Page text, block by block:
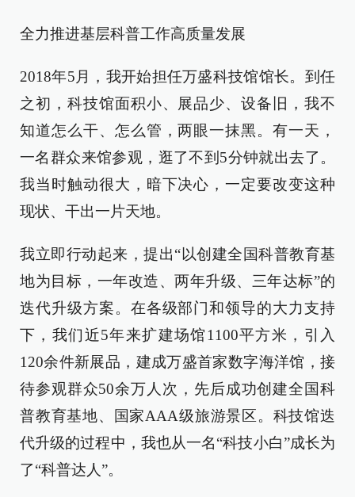
全力推进基层科普工作高质量发展
2018年5月，我开始担任万盛科技馆馆长。到任
之初，科技馆面积小、展品少、设备旧，我不
知道怎么干、怎么管，两眼一抹黑。有一天，
一名群众来馆参观，逛了不到5分钟就出去了。
我当时触动很大，暗下决心，一定要改变这种
现状、干出一片天地。
我立即行动起来，提出“以创建全国科普教育基
地为目标，一年改造、两年升级、三年达标”的
迭代升级方案。在各级部门和领导的大力支持
下，我们近5年来扩建场馆1100平方米，引入
120余件新展品，建成万盛首家数字海洋馆，接
待参观群众50余万人次，先后成功创建全国科
普教育基地、国家AAA级旅游景区。科技馆迭
代升级的过程中，我也从一名“科技小白”成长为
了“科普达人”。